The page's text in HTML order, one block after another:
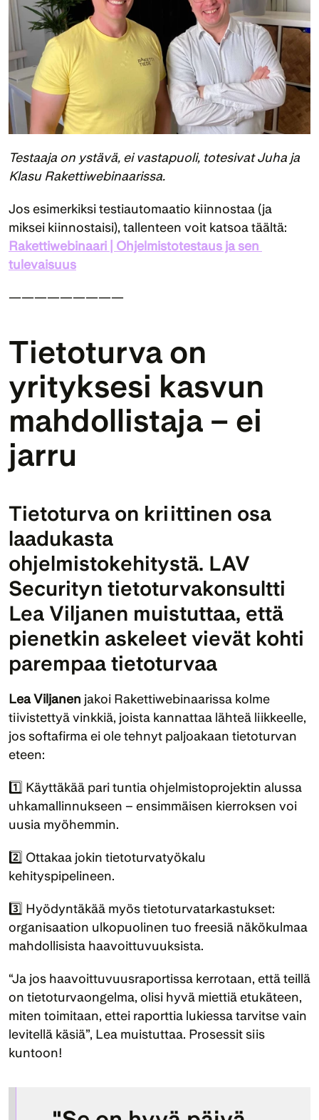
Testaaja on ystävä, ei vastapuoli, totesivat Juha ja
Klasu Rakettiwebinaarissa.
Jos esimerkiksi testiautomaatio kiinnostaa (ja
Rakettiwebinaari | Ohjelmistotestaus ja sen
tulevaisuus
—————————
Tietoturva on
yrityksesi kasvun
mahdollistaja – ei
jarru
Tietoturva on kriittinen osa
laadukasta
ohjelmistokehitystä. LAV
Securityn tietoturvakonsultti
Lea Viljanen muistuttaa, että
pienetkin askeleet vievät kohti
parempaa tietoturvaa
Lea Viljanen jakoi Rakettiwebinaarissa kolme
tiivistettyä vinkkiä, joista kannattaa lähteä liikkeelle,
jos softafirma ei ole tehnyt paljoakaan tietoturvan
eteen:
1️⃣ Käyttäkää pari tuntia ohjelmistoprojektin alussa
uhkamallinnukseen – ensimmäisen kierroksen voi
uusia myöhemmin.
2️⃣ Ottakaa jokin tietoturvatyökalu
kehityspipelineen.
3️⃣ Hyödyntäkää myös tietoturvatarkastukset:
organisaation ulkopuolinen tuo freesiä näkökulmaa
mahdollisista haavoittuvuuksista.
“Ja jos haavoittuvuusraportissa kerrotaan, että teillä
on tietoturvaongelma, olisi hyvä miettiä etukäteen,
miten toimitaan, ettei raporttia lukiessa tarvitse vain
levitellä käsiä”, Lea muistuttaa. Prosessit siis
kuntoon!